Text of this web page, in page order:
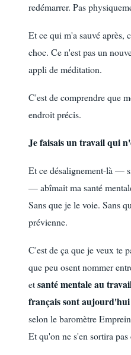
redémarrer. Pas
Et ce qui m'a sauvé après,
choc. Ce n'est pas un
appli de méditation.
C'est de comprendre que
endroit précis.
Je faisais un travail qui
Et ce désalignement-là —
— abîmait ma santé
Sans que je le voie. Sans
prévienne.
C'est de ça que je veux te
que peu osent nommer
etsanté mentale au
français sont aujourd'hui
selon le baromètre
Et qu'on ne s'en sortira pas